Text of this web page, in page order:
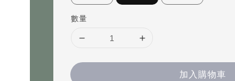
數量
加入購物車